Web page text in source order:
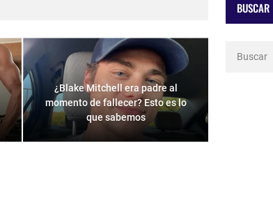
¿Blake Mitchell era padre al
momento de fallecer? Esto es lo
que sabemos
BUSCAR